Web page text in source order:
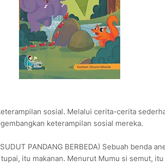
sosial. Melalui cerita-cerita
keterampilan sosial mereka.
PANDANG BERBEDA) Sebuah benda
itu makanan. Menurut Mumu si semut,